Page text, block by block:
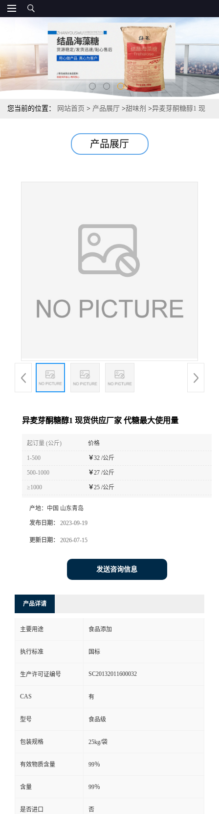
您当前的位置： 网站首页 > 产品展厅 >甜味剂 >异麦芽酮糖醇1 现
产品展厅
异麦芽酮糖醇1 现货供应厂家 代糖最大使用量
起订量 (公斤) 价格
1-500 ￥32 /公斤
500-1000 ￥27 /公斤
≥1000 ￥25 /公斤
产地： 中国 山东青岛
发布日期： 2023-09-19
更新日期： 2026-07-15
发送咨询信息
产品详请
主要用途 食品添加
执行标准 国标
生产许可证编号 SC20132011600032
CAS 有
型号 食品级
包装规格 25kg/袋
有效物质含量 99％
含量 99％
是否进口 否